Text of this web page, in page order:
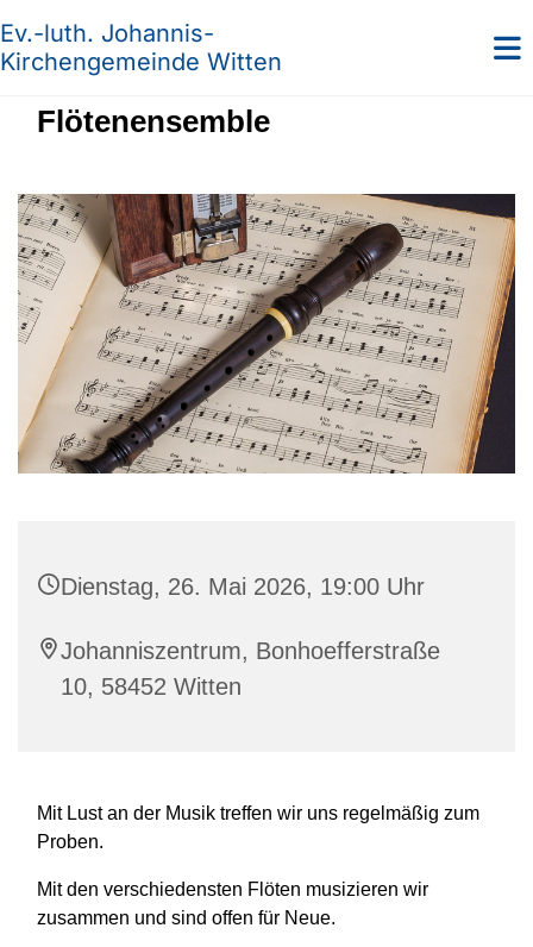
Ev.-luth. Johannis-
Kirchengemeinde Witten
Flötenensemble
Dienstag, 26. Mai 2026, 19:00 Uhr
Johanniszentrum, Bonhoefferstraße
10, 58452 Witten
Mit Lust an der Musik treffen wir uns regelmäßig zum
Proben.
Mit den verschiedensten Flöten musizieren wir
zusammen und sind offen für Neue.